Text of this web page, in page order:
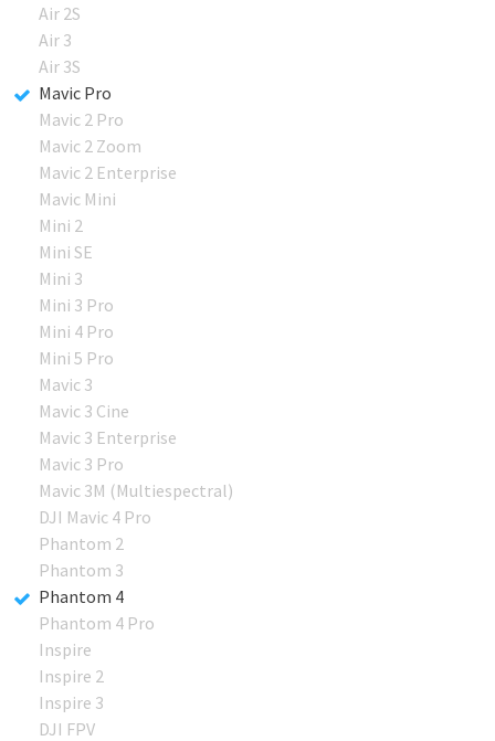
Air 2S
Air 3
Air 3S
Mavic Pro
Mavic 2 Pro
Mavic 2 Zoom
Mavic 2 Enterprise
Mavic Mini
Mini 2
Mini SE
Mini 3
Mini 3 Pro
Mini 4 Pro
Mini 5 Pro
Mavic 3
Mavic 3 Cine
Mavic 3 Enterprise
Mavic 3 Pro
Mavic 3M (Multiespectral)
DJI Mavic 4 Pro
Phantom 2
Phantom 3
Phantom 4
Phantom 4 Pro
Inspire
Inspire 2
Inspire 3
DJI FPV